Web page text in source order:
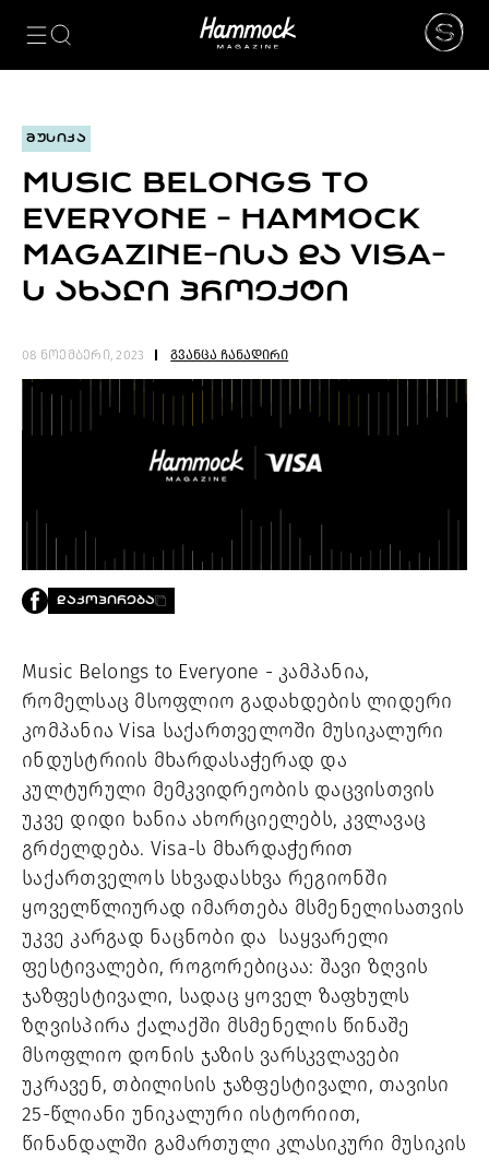
ᲙᲐᲢᲔᲒᲝᲠᲘᲔᲑᲘ
ᲮᲔᲚᲝᲕᲜᲔᲑᲐ
ᲛᲝᲓᲐ
ᲤᲝᲢᲝᲒᲠᲐᲤᲘᲐ
ᲐᲠᲥᲘᲢᲔᲥᲢᲣᲠᲐ
ᲙᲘᲜᲝ
ᲛᲣᲡᲘᲙᲐ
ᲓᲘᲖᲐᲘᲜᲘ
LIFESTYLE
ᲒᲐᲡᲢᲠᲝᲜᲝᲛᲘᲐ
ᲕᲘᲓᲔᲝ
PROJECTS
LIBRARY
SHOP
INFO@HAMMOCKMAGAZINE.GE
ᲩᲕᲔᲜ
ᲨᲔᲡᲐᲮᲔᲑ
STUDIO
ᲛᲣᲡᲘᲙᲐ
MUSIC BELONGS TO
EVERYONE - HAMMOCK
MAGAZINE-ᲘᲡᲐ ᲓᲐ VISA-
Ს ᲐᲮᲐᲚᲘ ᲞᲠᲝᲔᲥᲢᲘ
08 ნოემბერი, 2023 გვანცა ჩანადირი
ᲓᲐᲙᲝᲞᲘᲠᲔᲑᲐ
Music Belongs to Everyone - კამპანია,
რომელსაც მსოფლიო გადახდების ლიდერი
კომპანია Visa საქართველოში მუსიკალური
ინდუსტრიის მხარდასაჭერად და
კულტურული მემკვიდრეობის დაცვისთვის
უკვე დიდი ხანია ახორციელებს, კვლავაც
გრძელდება. Visa-ს მხარდაჭერით
საქართველოს სხვადასხვა რეგიონში
ყოველწლიურად იმართება მსმენელისათვის
უკვე კარგად ნაცნობი და საყვარელი
ფესტივალები, როგორებიცაა: შავი ზღვის
ჯაზფესტივალი, სადაც ყოველ ზაფხულს
ზღვისპირა ქალაქში მსმენელის წინაშე
მსოფლიო დონის ჯაზის ვარსკვლავები
უკრავენ, თბილისის ჯაზფესტივალი, თავისი
25-წლიანი უნიკალური ისტორიით,
წინანდალში გამართული კლასიკური მუსიკის